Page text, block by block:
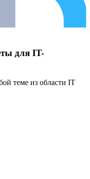
для IT-
теме из области IT